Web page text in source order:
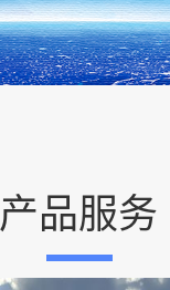
产品服务